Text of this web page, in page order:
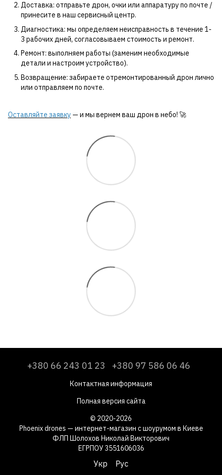
Доставка: отправьте дрон, очки или аппаратуру по почте /
принесите в наш сервисный центр.
Диагностика: мы определяем неисправность в течение 1-
3 рабочих дней, согласовываем стоимость и ремонт.
Ремонт: выполняем работы (заменим необходимые
детали и настроим устройство).
Возвращение: забираете отремонтированный дрон лично
или отправляем по почте.
Оставляйте заявку — и мы вернем ваш дрон в небо! 🚀
+380 66 243 01 23 +380 97 586 06 46
Контактная информация
Полная версия сайта
© 2020-2026
Phoenix drones — интернет-магазин с шоурумом в Киеве
ФЛП Шолохов Николай Викторович
ЕГРПОУ 3551606036
Укр Рус